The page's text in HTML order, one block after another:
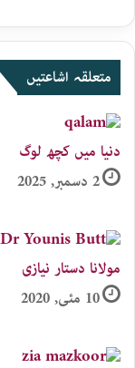
متعلقہ اشاعتیں
دنیا میں کچھ لوگ
2 دسمبر, 2025
مولانا دستار نیازی
10 مئی, 2020